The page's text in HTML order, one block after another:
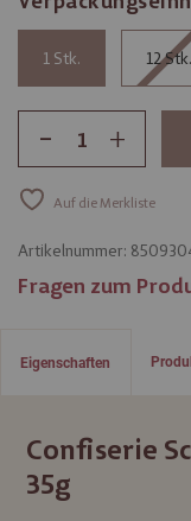
1 12
- +
Auf die Merkliste
Artikelnummer:
Fragen zum
Eigenschaften
Confiserie
35g